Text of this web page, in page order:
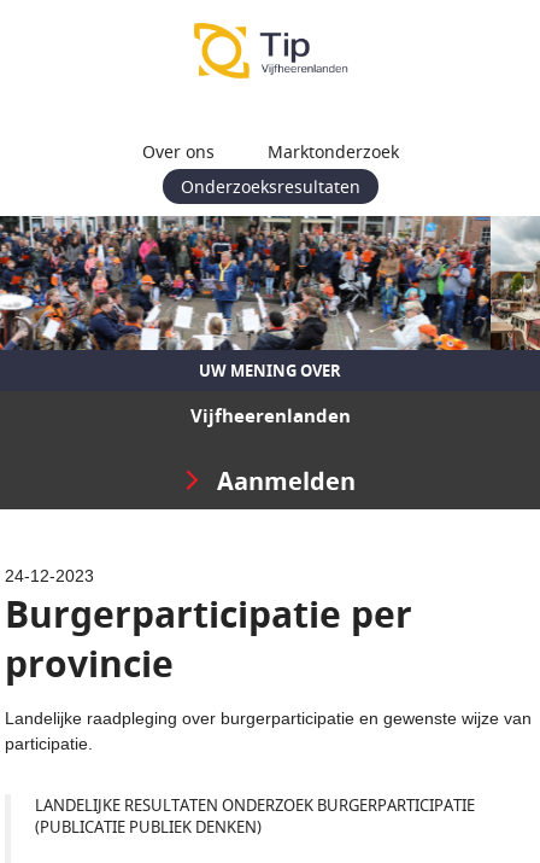
Over ons
Marktonderzoek
Onderzoeksresultaten
UW MENING OVER
Vijfheerenlanden
Aanmelden
24-12-2023
Burgerparticipatie per
provincie
Landelijke raadpleging over burgerparticipatie en gewenste wijze van
participatie.
LANDELIJKE RESULTATEN ONDERZOEK BURGERPARTICIPATIE
(PUBLICATIE PUBLIEK DENKEN)